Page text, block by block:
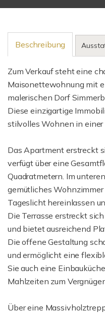
Beschreibung
Zum Verkauf steht eine
Maisonettewohnung mit
malerischen Dorf
Diese einzigartige
stilvolles Wohnen in
Das Apartment erstreckt
verfügt über eine
Quadratmetern. Im
gemütliches
Tageslicht hereinlassen
Die Terrasse erstreckt
und bietet ausreichend
Die offene Gestaltung
und ermöglicht eine
Sie auch eine
Mahlzeiten zum
Über eine